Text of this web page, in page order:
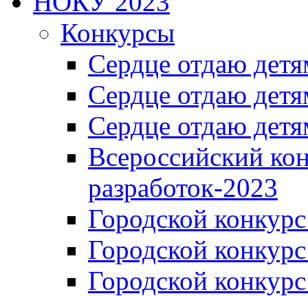
Конкурсы
Сердце отдаю
Сердце отдаю
Сердце отдаю
Всероссийский
разработок-2023
Городской
Городской
Городской